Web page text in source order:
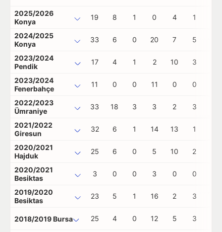
2025/2026
Konya
19 8 1 0 4 1
2024/2025
Konya
33 6 0 20 7 5
2023/2024
Pendik
17 4 1 2 10 3
2023/2024
Fenerbahçe
11 0 0 11 0 0
2022/2023
Ümraniye
33 18 3 3 2 3
2021/2022
Giresun
32 6 1 14 13 1
2020/2021
Hajduk
25 6 0 5 10 2
2020/2021
Besiktas
3 0 0 3 0 0
2019/2020
Besiktas
23 5 1 16 2 3
2018/2019 Bursa 25 4 0 12 5 3